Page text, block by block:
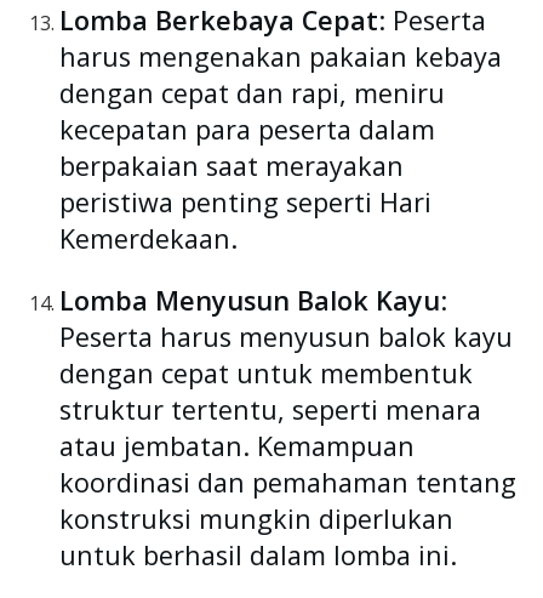
Lomba Berkebaya Cepat: Peserta
harus mengenakan pakaian kebaya
dengan cepat dan rapi, meniru
kecepatan para peserta dalam
berpakaian saat merayakan
peristiwa penting seperti Hari
Kemerdekaan.
Lomba Menyusun Balok Kayu:
Peserta harus menyusun balok kayu
dengan cepat untuk membentuk
struktur tertentu, seperti menara
atau jembatan. Kemampuan
koordinasi dan pemahaman tentang
konstruksi mungkin diperlukan
untuk berhasil dalam lomba ini.